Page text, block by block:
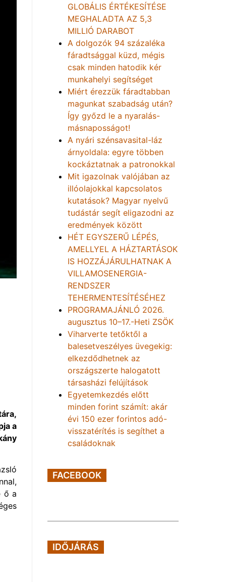
a
ő a
GLOBÁLIS ÉRTÉKESÍTÉSE
MEGHALADTA AZ 5,3
MILLIÓ DARABOT
A dolgozók 94 százaléka
fáradtsággal küzd, mégis
csak minden hatodik kér
munkahelyi segítséget
Miért érezzük fáradtabban
magunkat szabadság után?
Így győzd le a nyaralás-
másnaposságot!
A nyári szénsavasital-láz
árnyoldala: egyre többen
kockáztatnak a patronokkal
Mit igazolnak valójában az
illóolajokkal kapcsolatos
kutatások? Magyar nyelvű
tudástár segít eligazodni az
eredmények között
HÉT EGYSZERŰ LÉPÉS,
AMELLYEL A HÁZTARTÁSOK
IS HOZZÁJÁRULHATNAK A
VILLAMOSENERGIA-
RENDSZER
TEHERMENTESÍTÉSÉHEZ
PROGRAMAJÁNLÓ 2026.
augusztus 10–17.-Heti ZSÖK
Viharverte tetőktől a
balesetveszélyes üvegekig:
elkezdődhetnek az
országszerte halogatott
társasházi felújítások
Egyetemkezdés előtt
minden forint számít: akár
évi 150 ezer forintos adó-
visszatérítés is segíthet a
családoknak
FACEBOOK
IDŐJÁRÁS